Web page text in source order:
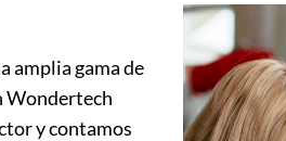
amplia gama de
Wondertech
y contamos